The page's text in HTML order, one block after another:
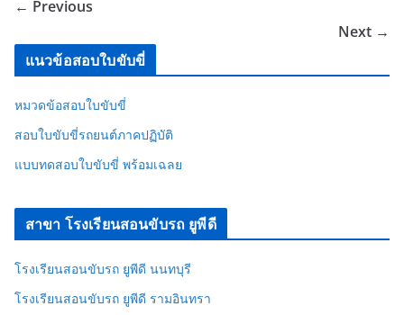
← Previous
Next →
แนวข้อสอบใบขับขี่
หมวดข้อสอบใบขับขี่
สอบใบขับขี่รถยนต์ภาคปฏิบัติ
แบบทดสอบใบขับขี่ พร้อมเฉลย
สาขา โรงเรียนสอนขับรถ ยูพีดี
โรงเรียนสอนขับรถ ยูพีดี นนทบุรี
โรงเรียนสอนขับรถ ยูพีดี รามอินทรา